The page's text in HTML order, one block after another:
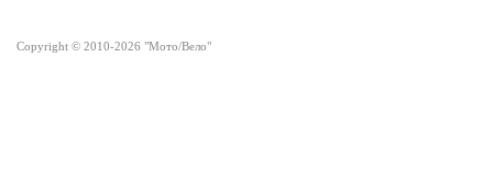
Copyright © 2010-2026 "Мото/Вело"